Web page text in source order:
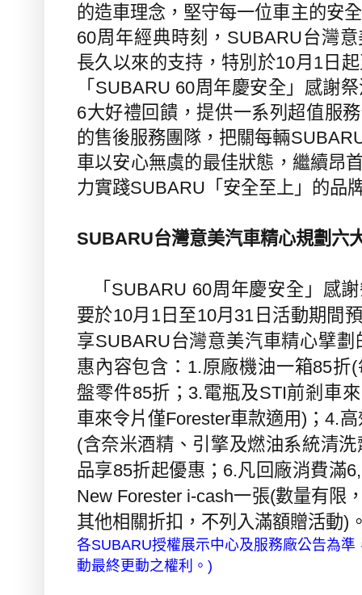
的造車理念，堅守每一位車主的安
60周年經典時刻， SUBARU台灣
長久以來的支持，特別於10月 1 日
「 SUBARU 60周年慶安全」感謝
6大好禮回饋，提供一系列超值服
的售後服務團隊，把關每輛
車以安心無虞的最佳狀態，繼續昂
力實踐SUBARU 「安全至上」的品
SUBARU台灣意美汽車精心規劃六
「SUBARU 60周年慶安全」感
要於10月 1日至10月31 日活動期間
享SUBARU台灣意美汽車精心擘
惠內容包含： 1.原廠機油一箱85折(
盤零件85折； 3.電瓶及STI前剎車
車來令片僅Forester車款適用) ；4.
(含奈米酒精、引擎及燃油系統清洗
品享85折起優惠； 6.凡回廠消費滿
New Forester i-cash一張(數量有限
其他相關折扣，不列入滿額贈活動)
各SUBARU授權展示中心及服務廠公告為準
動最終更動之權利。 )